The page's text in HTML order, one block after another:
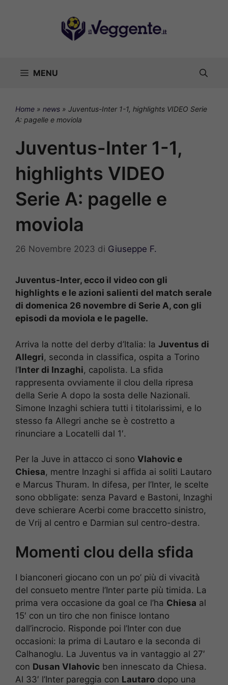
MENU
Home » news » Juventus-Inter 1-1, highlights VIDEO Serie
A: pagelle e moviola
Juventus-Inter 1-1,
highlights VIDEO
Serie A: pagelle e
moviola
26 Novembre 2023 di Giuseppe F.
Juventus-Inter, ecco il video con gli
highlights e le azioni salienti del match serale
di domenica 26 novembre di Serie A, con gli
episodi da moviola e le pagelle.
Arriva la notte del derby d’Italia: la Juventus di
Allegri, seconda in classifica, ospita a Torino
l’Inter di Inzaghi, capolista. La sfida
rappresenta ovviamente il clou della ripresa
della Serie A dopo la sosta delle Nazionali.
Simone Inzaghi schiera tutti i titolarissimi, e lo
stesso fa Allegri anche se è costretto a
rinunciare a Locatelli dal 1′.
Per la Juve in attacco ci sono Vlahovic e
Chiesa, mentre Inzaghi si affida ai soliti Lautaro
e Marcus Thuram. In difesa, per l’Inter, le scelte
sono obbligate: senza Pavard e Bastoni, Inzaghi
deve schierare Acerbi come braccetto sinistro,
de Vrij al centro e Darmian sul centro-destra.
Momenti clou della sfida
I bianconeri giocano con un po’ più di vivacità
del consueto mentre l’Inter parte più timida. La
prima vera occasione da goal ce l’ha Chiesa al
15′ con un tiro che non finisce lontano
dall’incrocio. Risponde poi l’Inter con due
occasioni: la prima di Lautaro e la seconda di
Calhanoglu. La Juventus va in vantaggio al 27′
con Dusan Vlahovic ben innescato da Chiesa.
Al 33′ l’Inter pareggia con Lautaro dopo una